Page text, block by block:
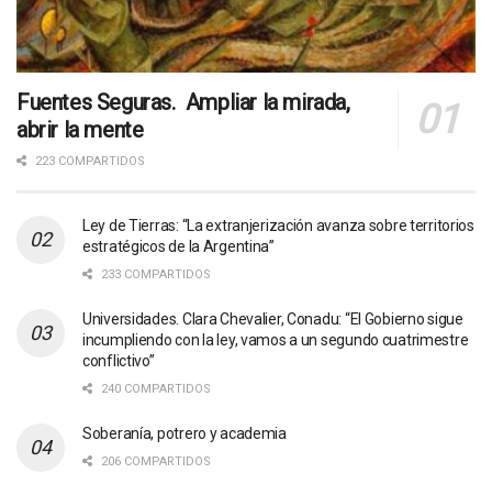
Fuentes Seguras. Ampliar la mirada,
abrir la mente
223 COMPARTIDOS
Ley de Tierras: “La extranjerización avanza sobre territorios
estratégicos de la Argentina”
233 COMPARTIDOS
Universidades. Clara Chevalier, Conadu: “El Gobierno sigue
incumpliendo con la ley, vamos a un segundo cuatrimestre
conflictivo”
240 COMPARTIDOS
Soberanía, potrero y academia
206 COMPARTIDOS